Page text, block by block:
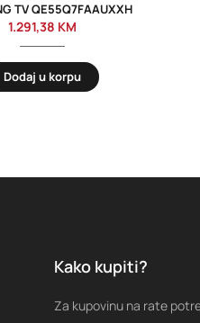
TV QE55Q7FAAUXXH
1.291,38 KM
Dodaj u korpu
Kako kupiti?
Za kupovinu na rate